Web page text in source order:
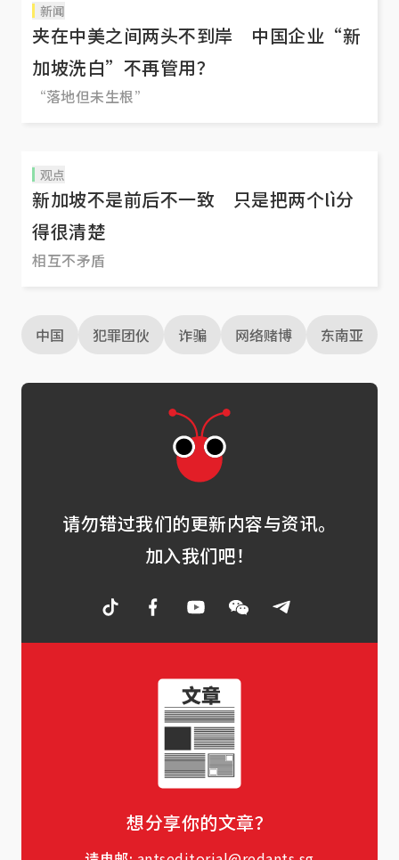
新闻
夹在中美之间两头不到岸 中国企业“新
加坡洗白”不再管用？
“落地但未生根”
观点
新加坡不是前后不一致 只是把两个lì分
得很清楚
相互不矛盾
中国 犯罪团伙 诈骗 网络赌博 东南亚
请勿错过我们的更新内容与资讯。
加入我们吧！
想分享你的文章？